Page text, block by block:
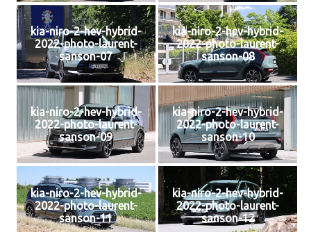
kia-niro-2-hev-hybrid-
2022-photo-laurent-
sanson-07
kia-niro-2-hev-hybrid-
2022-photo-laurent-
sanson-08
kia-niro-2-hev-hybrid-
2022-photo-laurent-
sanson-09
kia-niro-2-hev-hybrid-
2022-photo-laurent-
sanson-10
kia-niro-2-hev-hybrid-
2022-photo-laurent-
sanson-11
kia-niro-2-hev-hybrid-
2022-photo-laurent-
sanson-12